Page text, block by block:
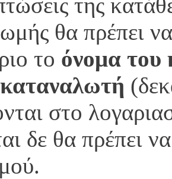
θα πρέπει να
το όνομα του
καταναλωτή
στο
δε θα πρέπει